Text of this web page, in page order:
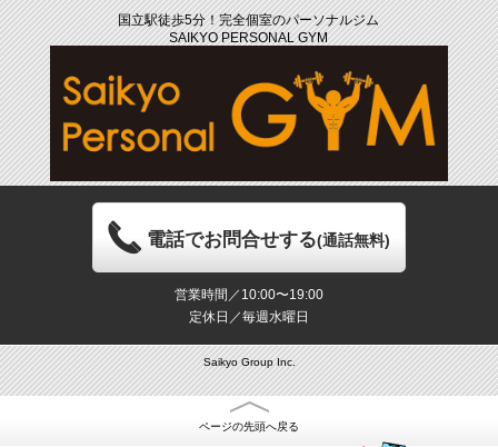
国立駅徒歩5分！完全個室のパーソナルジム
SAIKYO PERSONAL GYM
電話でお問合せする(通話無料)
営業時間／10:00〜19:00
定休日／毎週水曜日
Saikyo Group Inc.
ページの先頭へ戻る